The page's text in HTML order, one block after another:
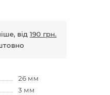
від 190 грн.
26 мм
3 мм